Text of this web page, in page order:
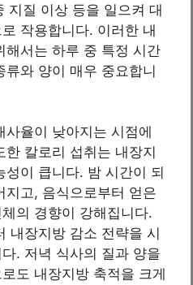
지질 이상 등을 일으켜 대
작용합니다. 이러한 내
해서는 하루 중 특정 시간
와 양이 매우 중요합니
율이 낮아지는 시점에
칼로리 섭취는 내장지
이 큽니다. 밤 시간이 되
지고, 음식으로부터 얻은
의 경향이 강해집니다.
내장지방 감소 전략을 시
. 저녁 식사의 질과 양을
도 내장지방 축적을 크게